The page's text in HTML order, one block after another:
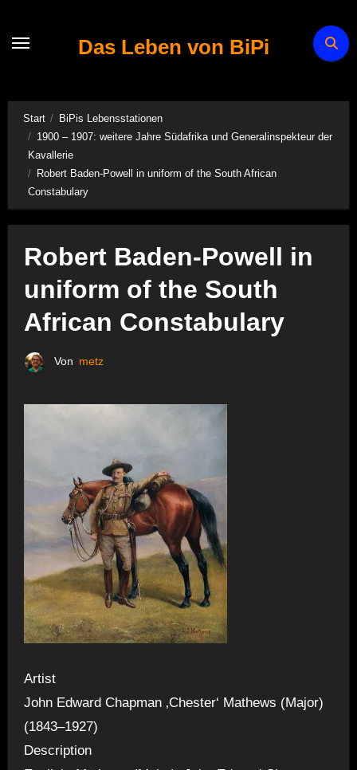
Das Leben von BiPi
Start
BiPis Lebensstationen
1900 – 1907: weitere Jahre Südafrika und Generalinspekteur der
Kavallerie
Robert Baden-Powell in uniform of the South African
Constabulary
Robert Baden-Powell in
uniform of the South
African Constabulary
Von metz
Artist
John Edward Chapman ‚Chester‘ Mathews (Major)
(1843–1927)
Description